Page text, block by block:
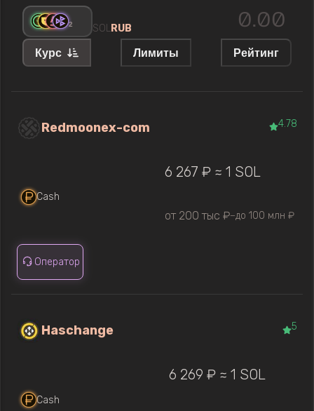
+2 SOLRUB
Курс Лимиты Рейтинг
Redmoonex-com 4.78
Cash
6 267 ₽ ≈ 1 SOL
от 200 тыс ₽—до 100 млн ₽
Оператор
Haschange 5
Cash
6 269 ₽ ≈ 1 SOL